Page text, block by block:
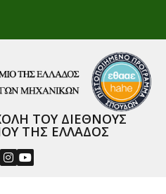
ΤΟΥ ΔΙΕΘΝΟΥΣ
ΤΗΣ ΕΛΛΑΔΟΣ